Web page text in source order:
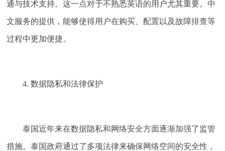
通与技术支持。这一点对于不熟悉英语的用户尤其重要。中
文服务的提供，能够使得用户在购买、配置以及故障排查等
过程中更加便捷。
4. 数据隐私和法律保护
泰国近年来在数据隐私和网络安全方面逐渐加强了监管
措施。泰国政府通过了多项法律来确保网络空间的安全性，